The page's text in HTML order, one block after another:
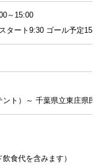
～15:00
タート9:30 ゴール予定
ント）～ 千葉県立東庄県
食代を含みます）